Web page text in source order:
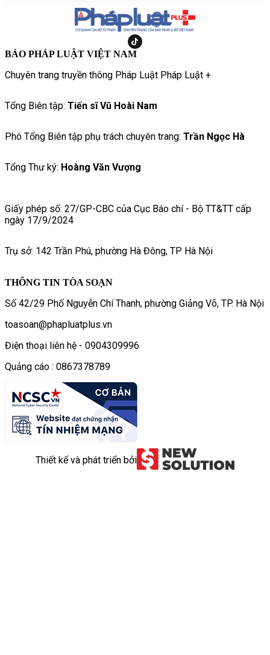
BÁO PHÁP LUẬT VIỆT NAM
Chuyên trang truyền thông Pháp Luật Pháp Luật +
Tổng Biên tập: Tiến sĩ Vũ Hoài Nam
Phó Tổng Biên tập phụ trách chuyên trang: Trần Ngọc Hà
Tổng Thư ký: Hoàng Văn Vượng
Giấy phép số: 27/GP-CBC của Cục Báo chí - Bộ TT&TT cấp
ngày 17/9/2024
Trụ sở: 142 Trần Phú, phường Hà Đông, TP Hà Nội
THÔNG TIN TÒA SOẠN
Số 42/29 Phố Nguyễn Chí Thanh, phường Giảng Võ, TP. Hà Nội
toasoan@phapluatplus.vn
Điện thoại liên hệ - 0904309996
Quảng cáo : 0867378789
Thiết kế và phát triển bởi